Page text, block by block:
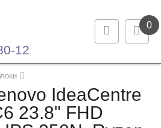
0
12
IdeaCentre
23.8" FHD